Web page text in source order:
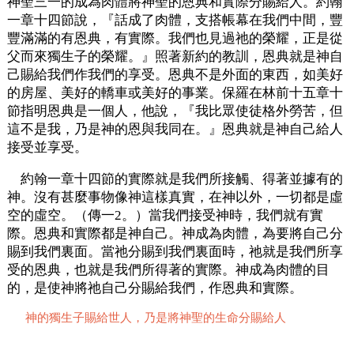
一章十四節說，『話成了肉體，支搭帳幕在我們中間，豐
豐滿滿的有恩典，有實際。我們也見過祂的榮耀，正是從
父而來獨生子的榮耀。』照著新約的教訓，恩典就是神自
己賜給我們作我們的享受。恩典不是外面的東西，如美好
的房屋、美好的轎車或美好的事業。保羅在林前十五章十
節指明恩典是一個人，他說，『我比眾使徒格外勞苦，但
這不是我，乃是神的恩與我同在。』恩典就是神自己給人
接受並享受。
約翰一章十四節的實際就是我們所接觸、得著並據有的
神。沒有甚麼事物像神這樣真實，在神以外，一切都是虛
空的虛空。（傳一2。）當我們接受神時，我們就有實
際。恩典和實際都是神自己。神成為肉體，為要將自己分
賜到我們裏面。當祂分賜到我們裏面時，祂就是我們所享
受的恩典，也就是我們所得著的實際。神成為肉體的目
的，是使神將祂自己分賜給我們，作恩典和實際。
神的獨生子賜給世人，乃是將神聖的生命分賜給人